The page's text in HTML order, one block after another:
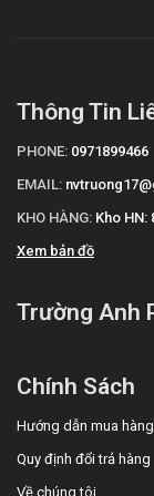
và nhanh nhất.
Thông Tin
PHONE: 0971899466
EMAIL:
KHO HÀNG: Kho HN:
Xem bản đồ
Trường Anh
Chính Sách
Hướng dẫn mua hàng
Quy định đổi trả hàng
Về chúng tôi